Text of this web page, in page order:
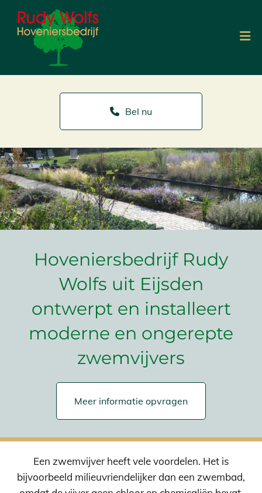
Bel nu
Hoveniersbedrijf Rudy
Wolfs uit Eijsden
ontwerpt en installeert
moderne en ongerepte
zwemvijvers
Meer informatie opvragen
Een zwemvijver heeft vele voordelen. Het is
bijvoorbeeld milieuvriendelijker dan een zwembad,